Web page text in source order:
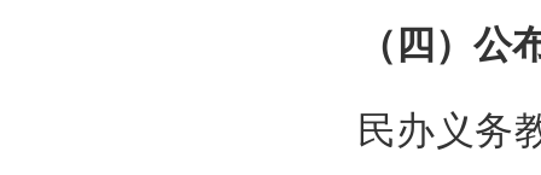
（四）公
民办义务